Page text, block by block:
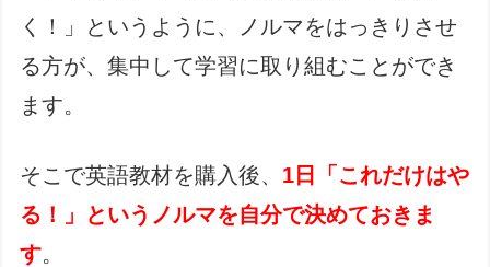
く！」というように、ノルマをはっきりさせ
る方が、集中して学習に取り組むことができ
ます。
そこで英語教材を購入後、 1日「これだけはや
る！」というノルマを自分で決めておきま
す。